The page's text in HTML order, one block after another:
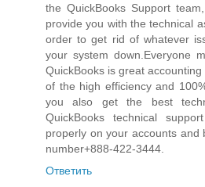
the QuickBooks Support
provide you with the technical
order to get rid of whatever
your system down.Everyone
QuickBooks is great
of the high efficiency and
you also get the best
QuickBooks technical
properly on your accounts and
number+888-422-3444.
Ответить